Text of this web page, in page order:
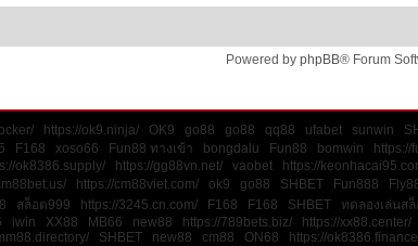
Powered by phpBB® Forum
https://ok9.ninja/ OK9 go88 go88 qq88 ufabet sunwin
F168 xoso66 Fun88 ทางเข้า bongdalu Fun88 bomwin https://
ok8386.supply/ https://gg88vn.net/ vaobet https://
https://cm88viet.com/ ok9 go88 SHBET Fun888
สล็อต999 https://3245.cn.com/ F168 F168 SHBET ทดลองเล่นส
iwin XX88 MB66 new88 https://789bets.biz/ https://xx88.center/
SHBET new88 cm88 ON68 https://